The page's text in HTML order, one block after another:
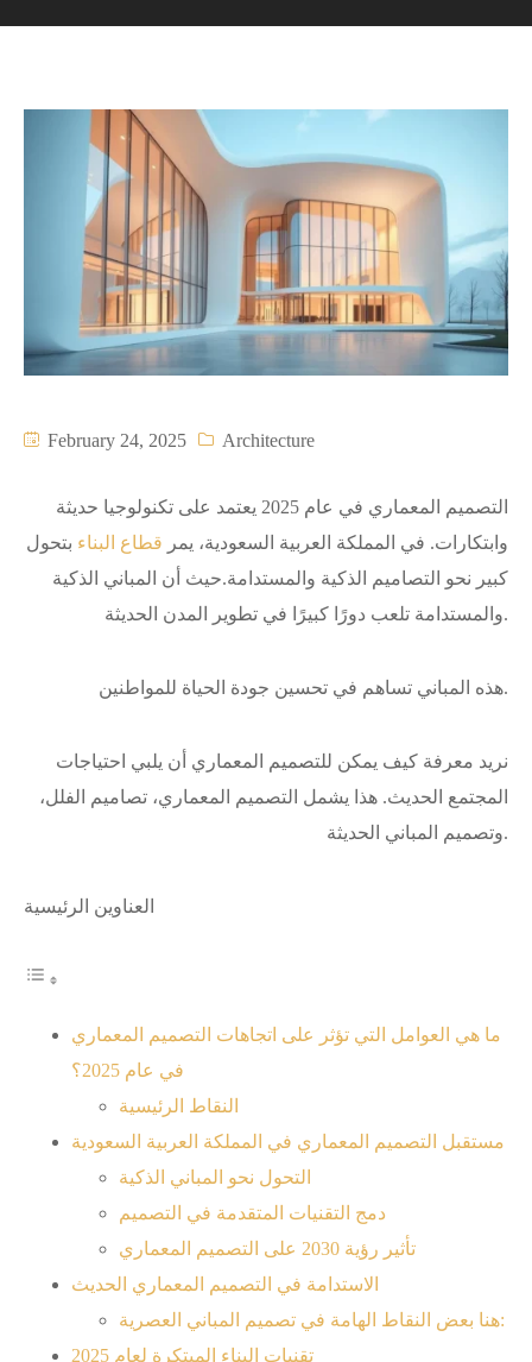
February 24, 2025 Architecture
التصميم المعماري في عام 2025 يعتمد على تكنولوجيا حديثة
وابتكارات. في المملكة العربية السعودية، يمر قطاع البناء بتحول
كبير نحو التصاميم الذكية والمستدامة.حيث أن المباني الذكية
والمستدامة تلعب دورًا كبيرًا في تطوير المدن الحديثة.
هذه المباني تساهم في تحسين جودة الحياة للمواطنين.
نريد معرفة كيف يمكن للتصميم المعماري أن يلبي احتياجات
المجتمع الحديث. هذا يشمل التصميم المعماري، تصاميم الفلل،
وتصميم المباني الحديثة.
العناوين الرئيسية
ما هي العوامل التي تؤثر على اتجاهات التصميم المعماري
في عام 2025؟
النقاط الرئيسية
مستقبل التصميم المعماري في المملكة العربية السعودية
التحول نحو المباني الذكية
دمج التقنيات المتقدمة في التصميم
تأثير رؤية 2030 على التصميم المعماري
الاستدامة في التصميم المعماري الحديث
هنا بعض النقاط الهامة في تصميم المباني العصرية:
تقنيات البناء المبتكرة لعام 2025